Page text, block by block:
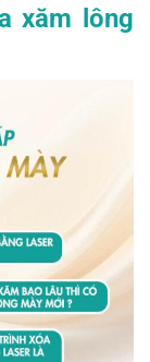
xăm lông